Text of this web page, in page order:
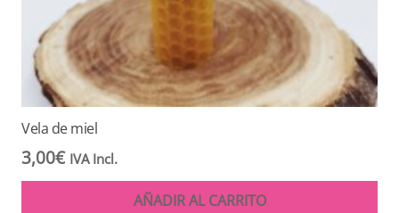
Vela de miel
3,00€ IVA Incl.
AÑADIR AL CARRITO